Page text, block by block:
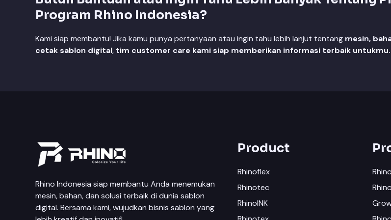
Program Rhino Indonesia?
Kami siap membantu! Jika kamu punya pertanyaan atau ingin tahu lebih lanjut tentang mesin,
cetak sablon digital, tim customer care kami siap memberikan informasi terbaik untukmu.
Rhino Indonesia siap membantu Anda menemukan
mesin, bahan, dan solusi terbaik di dunia sablon
digital. Bersama kami, wujudkan bisnis sablon yang
Product
Rhinoflex
Rhinotec
RhinoINK